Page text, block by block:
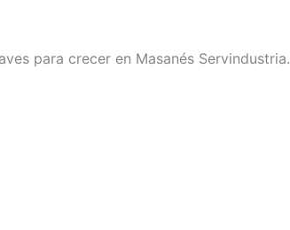
para crecer en Masanés Servindustria.